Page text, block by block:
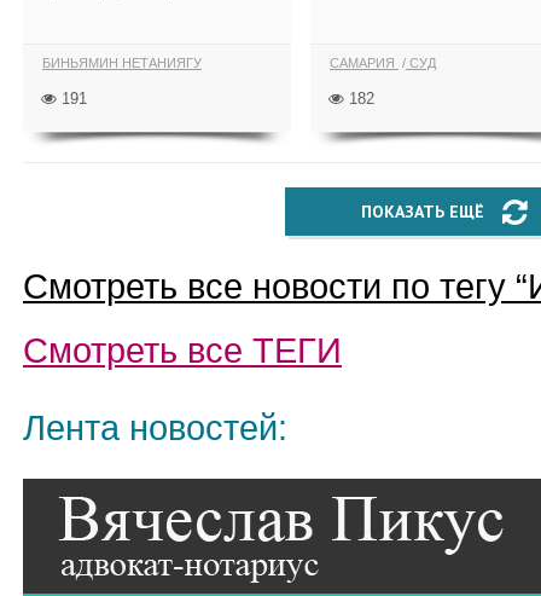
БИНЬЯМИН НЕТАНИЯГУ
191
САМАРИЯ СУД
182
ПОКАЗАТЬ ЕЩЁ
Смотреть все новости по тегу “
Смотреть все ТЕГИ
Лента новостей: